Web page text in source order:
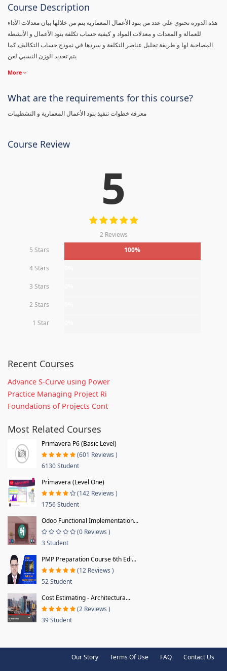
Course Description
هذه الدوره تحتوي علي عدد من بنود الأعمال المعمارية يتم من خلالها بيان معدلات الأداء
للعمالة و المعدات و معدلات المواد و كيفية حساب تكلفة بنود الأعمال و الأنشطة
المصاحبة لها و طريقة تحليل عناصر التكلفة و سردها في نموذج حساب التكاليف كما
يتم تحديد الوزن النسبي لعن
More
What are the requirements for this course?
معرفة خطوات تنفيذ بنود الأعمال المعمارية و التشطيبات
Course Review
5
2 Reviews
5 Stars
100%
4 Stars
3 Stars
2 Stars
1 Star
Recent Courses
Advance S-Curve using Power
Practice Managing Project Ri
Foundations of Projects Cont
Most Related Courses
Primavera P6 (Basic Level)
(601 Reviews )
6130 Student
Primavera (Level One)
(142 Reviews )
1756 Student
Odoo Functional Implementation...
(0 Reviews )
3 Student
PMP Preparation Course 6th Edi...
(12 Reviews )
52 Student
Cost Estimating - Architectura...
(2 Reviews )
39 Student
Our Story Terms Of Use FAQ Contact Us